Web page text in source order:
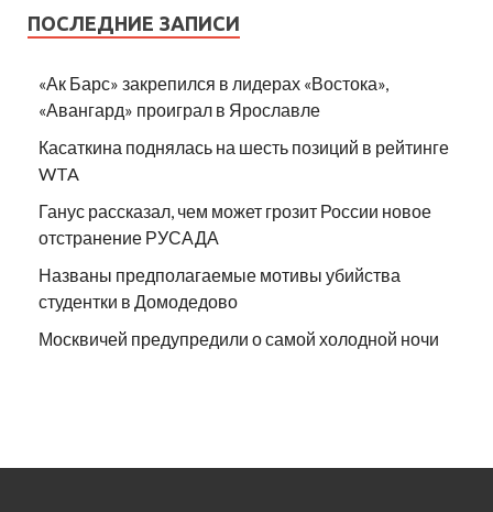
ПОСЛЕДНИЕ ЗАПИСИ
«Ак Барс» закрепился в лидерах «Востока»,
«Авангард» проиграл в Ярославле
Касаткина поднялась на шесть позиций в рейтинге
WTA
Ганус рассказал, чем может грозит России новое
отстранение РУСАДА
Названы предполагаемые мотивы убийства
студентки в Домодедово
Москвичей предупредили о самой холодной ночи